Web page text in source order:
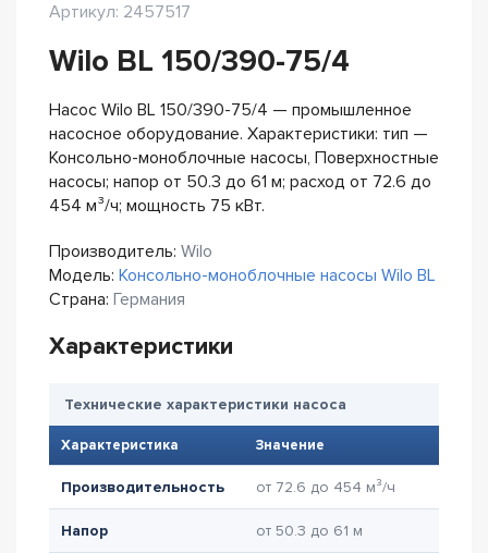
Артикул: 2457517
Wilo BL 150/390-75/4
Насос Wilo BL 150/390-75/4 — промышленное
насосное оборудование. Характеристики: тип —
Консольно-моноблочные насосы, Поверхностные
насосы; напор от 50.3 до 61 м; расход от 72.6 до
454 м³/ч; мощность 75 кВт.
Производитель: Wilo
Модель: Консольно-моноблочные насосы Wilo BL
Страна: Германия
Характеристики
Технические характеристики насоса
Характеристика Значение
Производительность от 72.6 до 454 м³/ч
Напор от 50.3 до 61 м